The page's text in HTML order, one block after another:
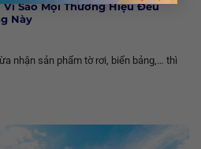
Vì Sao Mọi Thương Hiệu Đều
Này
nhận sản phẩm tờ rơi, biển bảng,… thì